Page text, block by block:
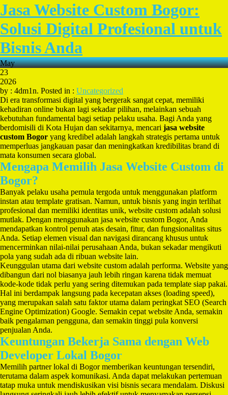
Jasa Website Custom Bogor:
Solusi Digital Profesional untuk
Bisnis Anda
May
23
2026
by : 4dm1n. Posted in : Uncategorized
Di era transformasi digital yang bergerak sangat cepat, memiliki
kehadiran online bukan lagi sekadar pilihan, melainkan sebuah
kebutuhan fundamental bagi setiap pelaku usaha. Bagi Anda yang
berdomisili di Kota Hujan dan sekitarnya, mencari jasa website
custom Bogor yang kredibel adalah langkah strategis pertama untuk
memperluas jangkauan pasar dan meningkatkan kredibilitas brand di
mata konsumen secara global.
Mengapa Memilih Jasa Website Custom di
Bogor?
Banyak pelaku usaha pemula tergoda untuk menggunakan platform
instan atau template gratisan. Namun, untuk bisnis yang ingin terlihat
profesional dan memiliki identitas unik, website custom adalah solusi
mutlak. Dengan menggunakan jasa website custom Bogor, Anda
mendapatkan kontrol penuh atas desain, fitur, dan fungsionalitas situs
Anda. Setiap elemen visual dan navigasi dirancang khusus untuk
mencerminkan nilai-nilai perusahaan Anda, bukan sekadar mengikuti
pola yang sudah ada di ribuan website lain.
Keunggulan utama dari website custom adalah performa. Website yang
dibangun dari nol biasanya jauh lebih ringan karena tidak memuat
kode-kode tidak perlu yang sering ditemukan pada template siap pakai.
Hal ini berdampak langsung pada kecepatan akses (loading speed),
yang merupakan salah satu faktor utama dalam peringkat SEO (Search
Engine Optimization) Google. Semakin cepat website Anda, semakin
baik pengalaman pengguna, dan semakin tinggi pula konversi
penjualan Anda.
Keuntungan Bekerja Sama dengan Web
Developer Lokal Bogor
Memilih partner lokal di Bogor memberikan keuntungan tersendiri,
terutama dalam aspek komunikasi. Anda dapat melakukan pertemuan
tatap muka untuk mendiskusikan visi bisnis secara mendalam. Diskusi